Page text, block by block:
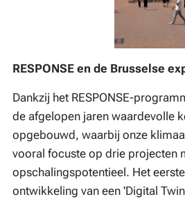
RESPONSE en de Brusselse
Dankzij het RESPONSE-
de afgelopen jaren waardevolle
opgebouwd, waarbij onze
vooral focuste op drie projecten
opschalingspotentieel. Het
ontwikkeling van een 'Digital